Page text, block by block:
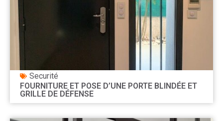
Securité
FOURNITURE ET POSE D’UNE PORTE BLINDÉE ET
GRILLE DE DÉFENSE